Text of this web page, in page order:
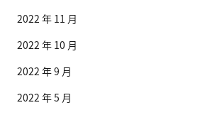
2022 年 11 月
2022 年 10 月
2022 年 9 月
2022 年 5 月